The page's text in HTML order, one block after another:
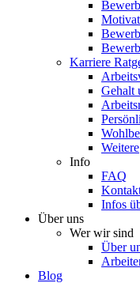
Karriere
Gehalt
Weitere
Info
FAQ
Infos
Über uns
Wer wir sind
Über
Blog